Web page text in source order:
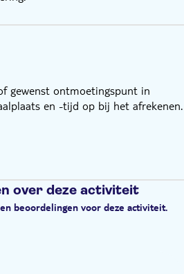
gewenst ontmoetingspunt in
en -tijd op bij het afrekenen.
over deze activiteit
beoordelingen voor deze activiteit.